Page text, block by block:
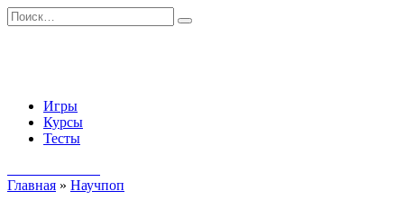
Перейти
к
Search
for:
Игры
Курсы
Тесты
Главная » Научпоп